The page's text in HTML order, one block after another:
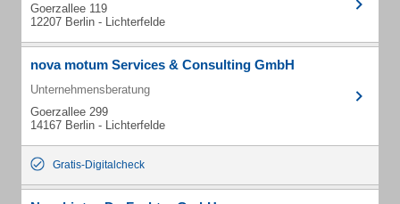
Goerzallee 119
12207 Berlin - Lichterfelde
nova motum Services & Consulting GmbH
Unternehmensberatung
Goerzallee 299
14167 Berlin - Lichterfelde
Gratis-Digitalcheck